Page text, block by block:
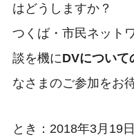
はどうしますか？
つくば・市民ネット
談を機にDVについて
なさまのご参加をお
とき：2018年3月19